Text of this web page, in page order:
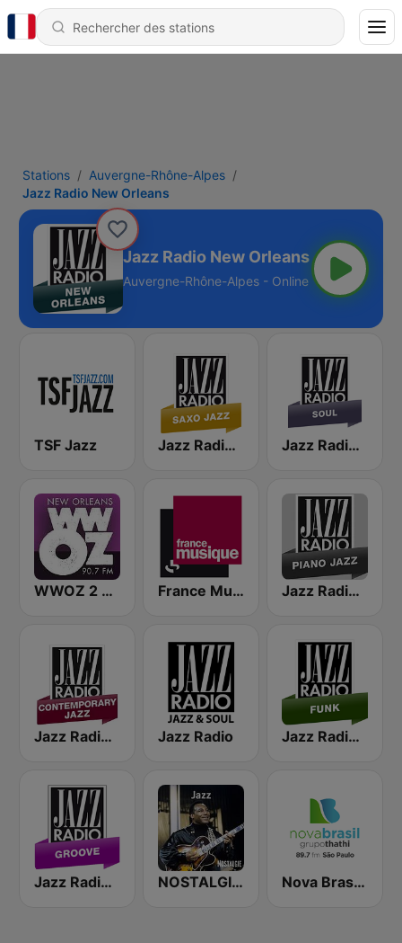
Stations
Auvergne-Rhône-Alpes
Jazz Radio New Orleans
Jazz Radio New Orleans
Auvergne-Rhône-Alpes - Online
TSF Jazz Jazz Radio Saxo Jazz Jazz Radio Soul
WWOZ 2 New Orleans 90.7 FM France Musique Jazz Radio Piano Jazz
Jazz Radio Contemporary Jazz Jazz Radio Jazz Radio Funk
Jazz Radio Groove NOSTALGIE JAZZ Nova Brasil 89.7 SP